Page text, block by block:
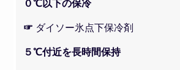
０℃以下の保冷
☞ ダイソー氷点下保冷剤
５℃付近を長時間保持